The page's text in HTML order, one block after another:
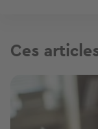
Ces